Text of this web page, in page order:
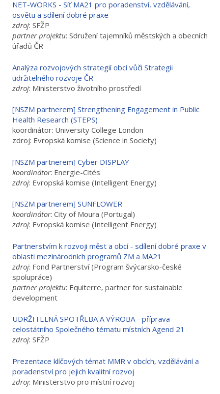
NET-WORKS - Síť MA21 pro poradenství, vzdělávání,
osvětu a sdílení dobré praxe
zdroj: SFŽP
partner projektu: Sdružení tajemníků městských a obecních
úřadů ČR
Analýza rozvojových strategií obcí vůči Strategii
udržitelného rozvoje ČR
zdroj: Ministerstvo životního prostředí
[NSZM partnerem] Strengthening Engagement in Public
Health Research (STEPS)
koordinátor: University College London
zdroj: Evropská komise (Science in Society)
[NSZM partnerem] Cyber DISPLAY
koordinátor: Energie-Cités
zdroj: Evropská komise (Intelligent Energy)
[NSZM partnerem] SUNFLOWER
koordinátor: City of Moura (Portugal)
zdroj: Evropská komise (Intelligent Energy)
Partnerstvím k rozvoji měst a obcí - sdílení dobré praxe v
oblasti mezinárodních programů ZM a MA21
zdroj: Fond Partnerství (Program švýcarsko-české
spolupráce)
partner projektu: Equiterre, partner for sustainable
development
UDRŽITELNÁ SPOTŘEBA A VÝROBA - příprava
celostátního Společného tématu místních Agend 21
zdroj: SFŽP
Prezentace klíčových témat MMR v obcích, vzdělávání a
poradenství pro jejich kvalitní rozvoj
zdroj: Ministerstvo pro místní rozvoj